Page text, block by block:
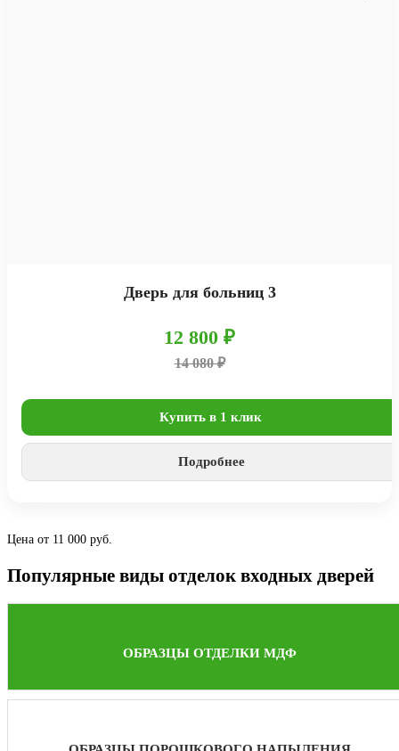
Дверь для больниц 3
12 800 ₽
14 080 ₽
Купить в 1 клик
Подробнее
Цена от 11 000 руб.
Популярные виды отделок входных дверей
ОБРАЗЦЫ ОТДЕЛКИ МДФ